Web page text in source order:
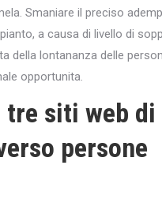
Smaniare il preciso
a causa di livello di
della lontananza delle
opportunita.
siti web di
persone